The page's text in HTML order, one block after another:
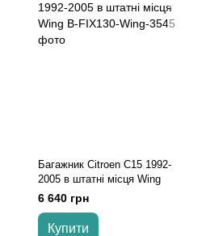
Багажник Citroen C15 1992-
2005 в штатні місця Wing
6 640 грн
Купити